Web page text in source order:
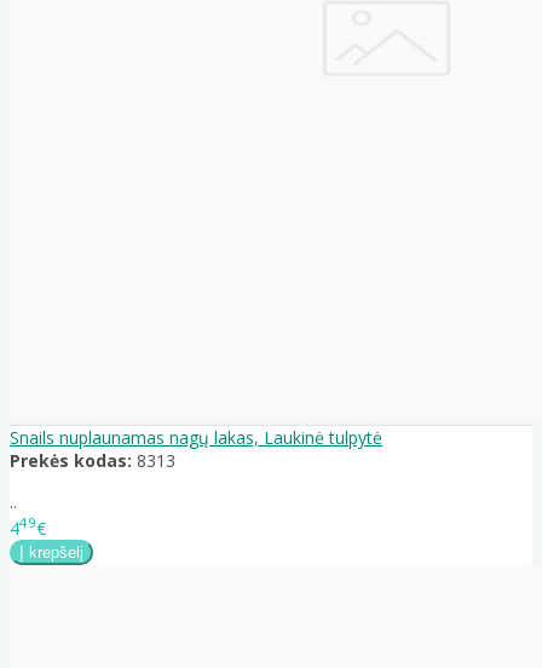
Snails nuplaunamas nagų lakas, Laukinė tulpytė
Prekės kodas: 8313
..
449€